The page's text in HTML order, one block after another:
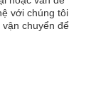
với chúng tôi
chuyển để